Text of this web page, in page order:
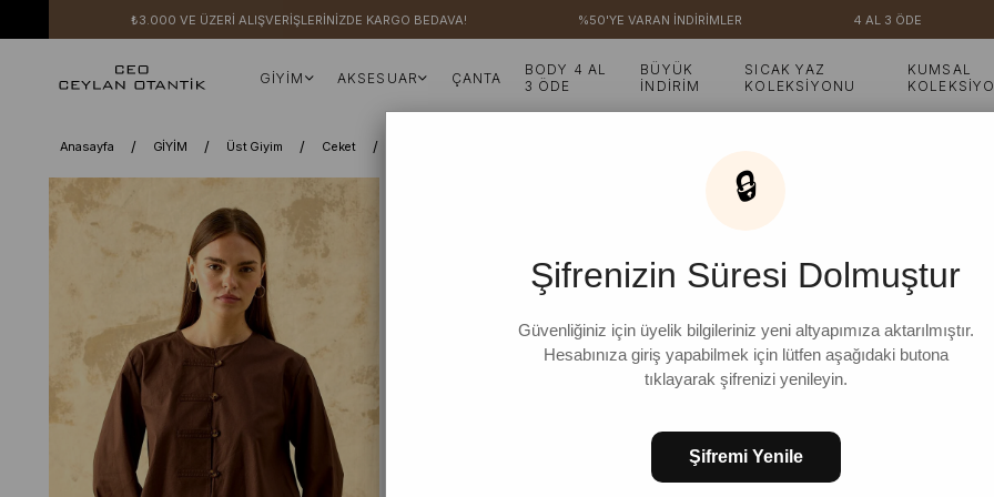
₺3.000 VE ÜZERİ ALIŞVERİŞLERİNİZDE KARGO BEDAVA! %50'YE VARAN İNDİRİMLER 4 AL 3 ÖDE
GİYİM AKSESUAR ÇANTA
BODY 4 AL
3 ÖDE
BÜYÜK
İNDİRİM
SICAK YAZ
KOLEKSİYONU
KUMSAL
Anasayfa GİYİM Üst Giyim Ceket
Acı Kahve Koton
%
25
₺799,99
STD
🔒
Şifrenizin Süresi Dolmuştur
Güvenliğiniz için üyelik bilgileriniz yeni altyapımıza aktarılmıştır.
Hesabınıza giriş yapabilmek için lütfen aşağıdaki butona
tıklayarak şifrenizi yenileyin.
Şifremi Yenile